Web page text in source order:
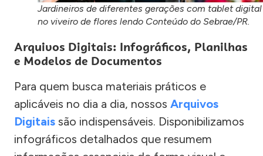
Jardineiros de diferentes gerações com tablet digital
no viveiro de flores lendo Conteúdo do Sebrae/PR.
Arquivos Digitais: Infográficos, Planilhas
e Modelos de Documentos
Para quem busca materiais práticos e
aplicáveis no dia a dia, nossos Arquivos
Digitais são indispensáveis. Disponibilizamos
infográficos detalhados que resumem